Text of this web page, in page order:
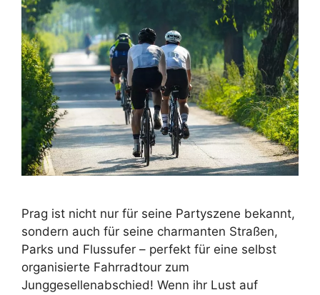
Prag ist nicht nur für seine Partyszene bekannt,
sondern auch für seine charmanten Straßen,
Parks und Flussufer – perfekt für eine selbst
organisierte Fahrradtour zum
Junggesellenabschied! Wenn ihr Lust auf